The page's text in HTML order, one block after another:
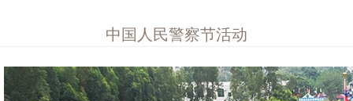
中国人民警察节活动